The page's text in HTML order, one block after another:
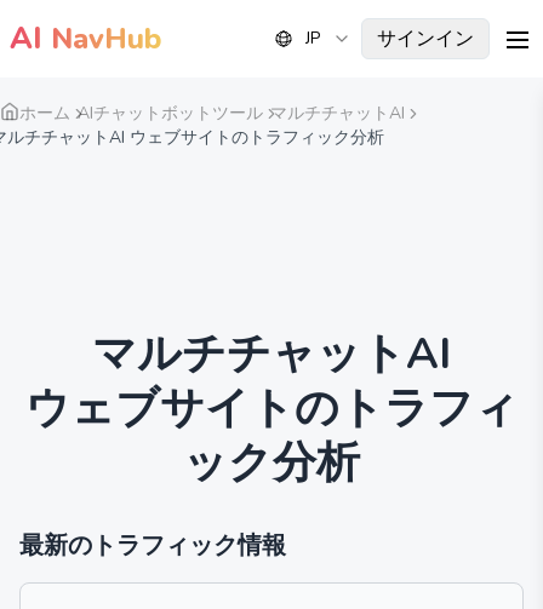
AI NavHub JP サインイン
ホーム AIチャットボットツール マルチチャットAI
ルチチャットAI ウェブサイトのトラフィック分析
マルチチャットAI
ウェブサイトのトラフィ
ック分析
最新のトラフィック情報